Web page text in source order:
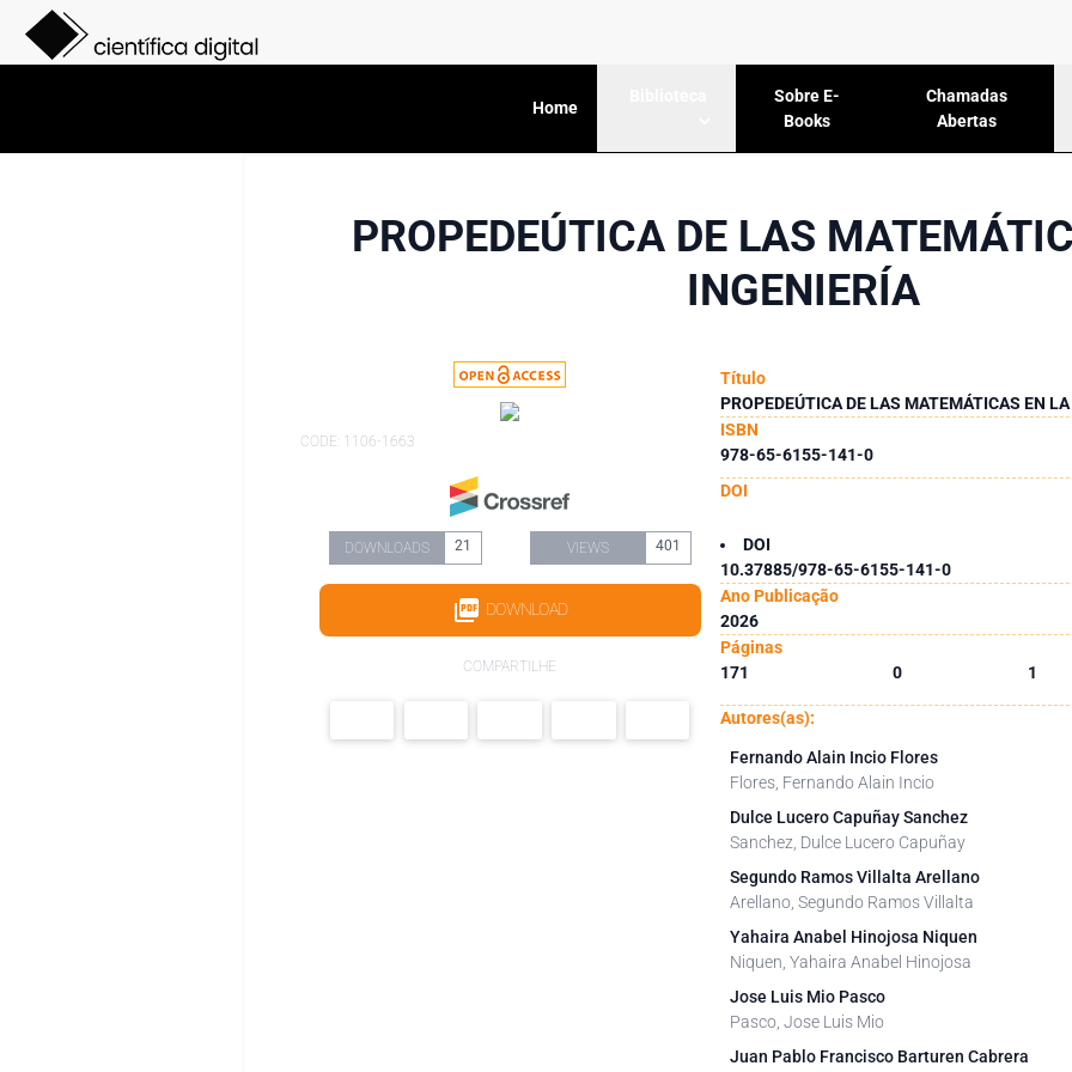
Home
Sobre E-
Books
Chamadas
Abertas
PROPEDEÚTICA DE LAS
INGENIERÍA
CODE: 1106-1663
DOWNLOADS 21 VIEWS 401
DOWNLOAD
COMPARTILHE
Título
PROPEDEÚTICA DE LAS MATEMÁTICAS EN
ISBN
978-65-6155-141-0
DOI
DOI
10.37885/978-65-6155-141-0
Ano Publicação
2026
Páginas
171
0 1
Autores(as):
Fernando Alain Incio Flores
Flores, Fernando Alain Incio
Dulce Lucero Capuñay Sanchez
Sanchez, Dulce Lucero Capuñay
Segundo Ramos Villalta Arellano
Arellano, Segundo Ramos Villalta
Yahaira Anabel Hinojosa Niquen
Niquen, Yahaira Anabel Hinojosa
Jose Luis Mio Pasco
Pasco, Jose Luis Mio
Juan Pablo Francisco Barturen Cabrera